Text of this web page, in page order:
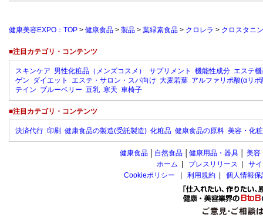
健康美容EXPO：TOP > 健康食品 > 製品 > 葉緑素食品 > クロレラ > クロスタニ
■注目カテゴリ・コンテンツ
スキンケア 男性化粧品（メンズコスメ） サプリメント 機能性成分 エステ
ゲン ダイエット エステ・サロン・スパ向け 大麦若葉 アルファリポ酸(αリポ
テイン ブルーベリー 豆乳 寒天 車椅子
■注目カテゴリ・コンテンツ
決済代行 印刷 健康食品の製造(受託製造) 化粧品 健康食品の原料 美容・化
健康食品 自然食品 健康用品・器具 美容
ホーム
プレスリリース
サ
Cookieポリシー
利用規約 個人情報